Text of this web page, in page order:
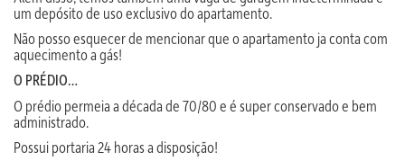
um depósito de uso exclusivo do apartamento.
Não posso esquecer de mencionar que o apartamento ja conta com
aquecimento a gás!
O PRÉDIO…
O prédio permeia a década de 70/80 e é super conservado e bem
administrado.
Possui portaria 24 horas a disposição!